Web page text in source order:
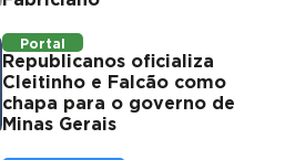
Portal
Republicanos oficializa
Cleitinho e Falcão como
chapa para o governo de
Minas Gerais